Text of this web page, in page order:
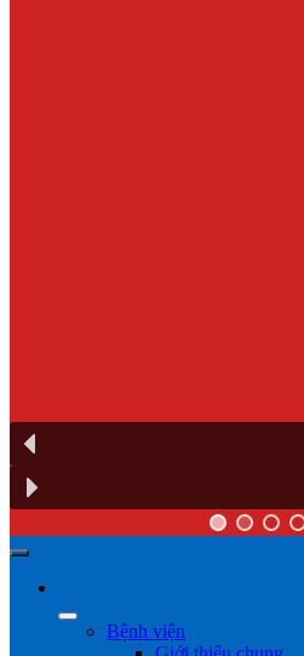
Bệnh viện